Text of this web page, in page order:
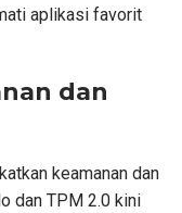
aplikasi favorit
dan
keamanan dan
dan TPM 2.0 kini